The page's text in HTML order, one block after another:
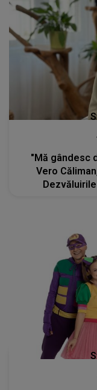
"Mă gândesc
Vero